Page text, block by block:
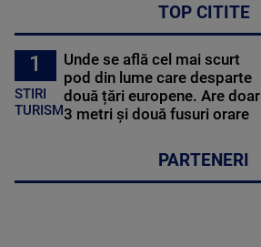
TOP CITITE
1
STIRI
TURISM
Unde se află cel mai scurt
pod din lume care desparte
două țări europene. Are doar
3 metri și două fusuri orare
PARTENERI